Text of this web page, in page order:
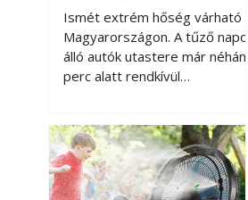
megóvhatjuk
autónkat a nyári
károktól
Ismét extrém hőség várható
Magyarországon. A tűző napon
álló autók utastere már néhány
perc alatt rendkívül
megközelítheti. Ez nemcsak a
beszállást teszi kellemetlenné,
hanem az autó állapotára és a
benne hagyott tárgyakra is